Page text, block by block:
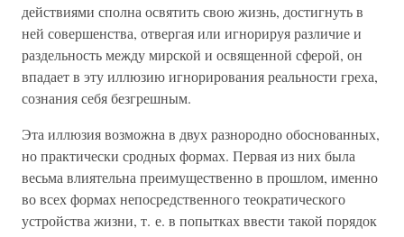
действиями сполна освятить свою жизнь, достигнуть в
ней совершенства, отвергая или игнорируя различие и
раздельность между мирской и освященной сферой, он
впадает в эту иллюзию игнорирования реальности греха,
сознания себя безгрешным.
Эта иллюзия возможна в двух разнородно обоснованных,
но практически сродных формах. Первая из них была
весьма влиятельна преимущественно в прошлом, именно
во всех формах непосредственного теократического
устройства жизни, т. е. в попытках ввести такой порядок